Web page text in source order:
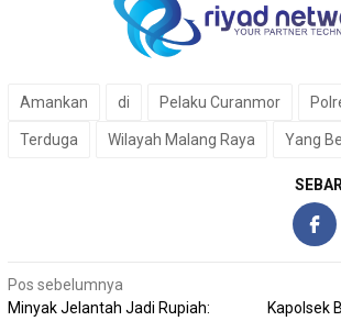
Amankan di Pelaku Curanmor
Terduga Wilayah Malang Raya Yang
Navigasi
Pos sebelumnya
Minyak Jelantah Jadi Rupiah:
Kapolsek